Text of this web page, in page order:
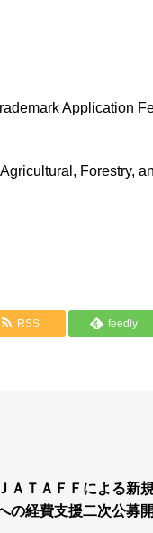
Application
Forestry,
RSS feedly
ＪＡＴＡＦＦによる新
の経費支援二次公募